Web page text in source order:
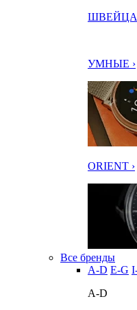
УМНЫЕ ›
ORIENT ›
Все бренды
A-D E-G
A-D